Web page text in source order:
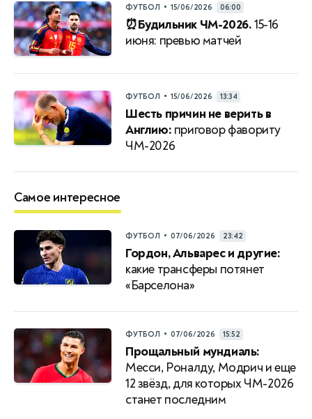
ФУТБОЛ • 15/06/2026 06:00
⏰Будильник ЧМ-2026.15-16
июня: превью матчей
ФУТБОЛ • 15/06/2026 13:34
Шесть причин не верить в
Англию: приговор фавориту
ЧМ-2026
Самое интересное
ФУТБОЛ • 07/06/2026 23:42
Гордон, Альварес и другие:
какие трансферы потянет
«Барселона»
ФУТБОЛ • 07/06/2026 15:52
Прощальный мундиаль:
Месси, Роналду, Модрич и еще
12 звёзд, для которых ЧМ-2026
станет последним